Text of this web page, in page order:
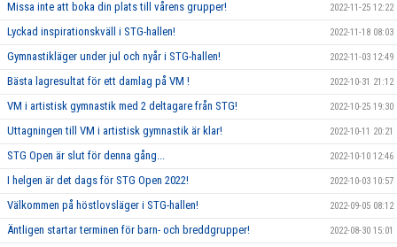
Missa inte att boka din plats till vårens grupper! 2022-11-25 12:22
Lyckad inspirationskväll i STG-hallen! 2022-11-18 08:03
Gymnastikläger under jul och nyår i STG-hallen! 2022-11-03 12:49
Bästa lagresultat för ett damlag på VM ! 2022-10-31 21:12
VM i artistisk gymnastik med 2 deltagare från STG! 2022-10-25 19:30
Uttagningen till VM i artistisk gymnastik är klar! 2022-10-11 20:21
STG Open är slut för denna gång... 2022-10-10 12:46
I helgen är det dags för STG Open 2022! 2022-10-03 10:57
Välkommen på höstlovsläger i STG-hallen! 2022-09-05 08:12
Äntligen startar terminen för barn- och breddgrupper! 2022-08-30 15:01